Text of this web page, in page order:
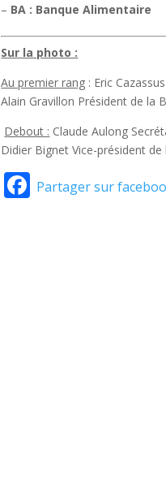
– BA : Banque Alimentaire
Sur la photo :
Au premier rang : Eric
Alain Gravillon Président de la
Debout : Claude Aulong
Didier Bignet Vice-président de
Facebook
Partager sur